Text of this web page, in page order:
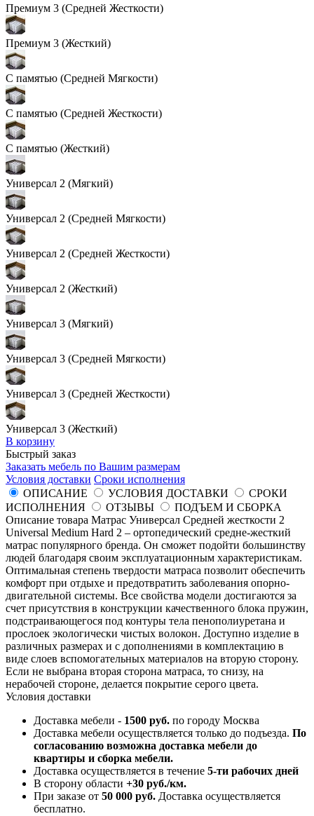
Премиум 3 (Средней Жесткости)
Премиум 3 (Жесткий)
С памятью (Средней Мягкости)
С памятью (Средней Жесткости)
С памятью (Жесткий)
Универсал 2 (Мягкий)
Универсал 2 (Средней Мягкости)
Универсал 2 (Средней Жесткости)
Универсал 2 (Жесткий)
Универсал 3 (Мягкий)
Универсал 3 (Средней Мягкости)
Универсал 3 (Средней Жесткости)
Универсал 3 (Жесткий)
В корзину
Быстрый заказ
Заказать мебель по Вашим размерам
Условия доставки Сроки исполнения
ОПИСАНИЕ
УСЛОВИЯ ДОСТАВКИ
СРОКИ
ИСПОЛНЕНИЯ
ОТЗЫВЫ
ПОДЪЕМ И СБОРКА
Описание товара Матрас Универсал Средней жесткости 2
Universal Medium Hard 2 – ортопедический средне-жесткий
матрас популярного бренда. Он сможет подойти большинству
людей благодаря своим эксплуатационным характеристикам.
Оптимальная степень твердости матраса позволит обеспечить
комфорт при отдыхе и предотвратить заболевания опорно-
двигательной системы. Все свойства модели достигаются за
счет присутствия в конструкции качественного блока пружин,
подстраивающегося под контуры тела пенополиуретана и
прослоек экологически чистых волокон. Доступно изделие в
различных размерах и с дополнениями в комплектацию в
виде слоев вспомогательных материалов на вторую сторону.
Если не выбрана вторая сторона матраса, то снизу, на
нерабочей стороне, делается покрытие серого цвета.
Условия доставки
Доставка мебели - 1500 руб. по городу Москва
Доставка мебели осуществляется только до подъезда. По
согласованию возможна доставка мебели до
квартиры и сборка мебели.
Доставка осуществляется в течение 5-ти рабочих дней
В сторону области +30 руб./км.
При заказе от 50 000 руб. Доставка осуществляется
бесплатно.